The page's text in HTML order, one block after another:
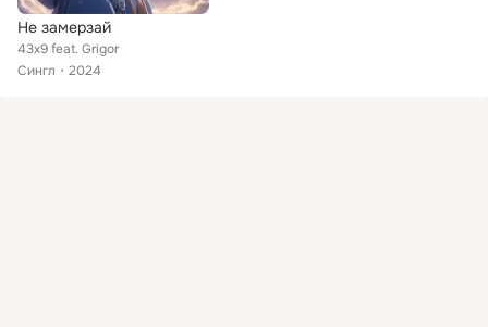
Не замерзай
43x9 feat. Grigor
Сингл
2024